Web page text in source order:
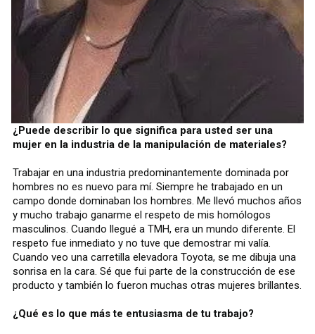
¿Puede describir lo que significa para usted ser una
mujer en la industria de la manipulación de materiales?
Trabajar en una industria predominantemente dominada por
hombres no es nuevo para mí. Siempre he trabajado en un
campo donde dominaban los hombres. Me llevó muchos años
y mucho trabajo ganarme el respeto de mis homólogos
masculinos. Cuando llegué a TMH, era un mundo diferente. El
respeto fue inmediato y no tuve que demostrar mi valía.
Cuando veo una carretilla elevadora Toyota, se me dibuja una
sonrisa en la cara. Sé que fui parte de la construcción de ese
producto y también lo fueron muchas otras mujeres brillantes.
¿Qué es lo que más te entusiasma de tu trabajo?